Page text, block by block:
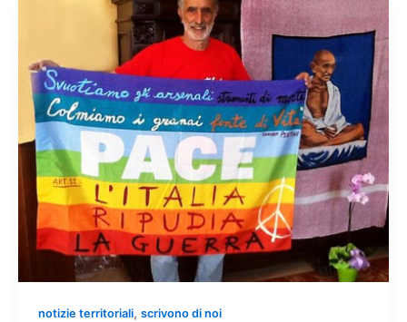
notizie territoriali, scrivono di noi